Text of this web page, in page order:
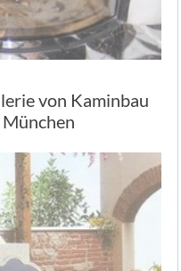
von Kaminbau